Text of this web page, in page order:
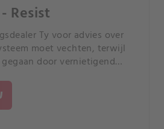
Resist
Ty voor advies over
moet vechten, terwijl
door vernietigend